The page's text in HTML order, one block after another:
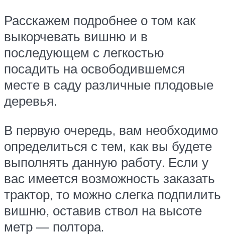
Расскажем подробнее о том как
выкорчевать вишню и в
последующем с легкостью
посадить на освободившемся
месте в саду различные плодовые
деревья.
В первую очередь, вам необходимо
определиться с тем, как вы будете
выполнять данную работу. Если у
вас имеется возможность заказать
трактор, то можно слегка подпилить
вишню, оставив ствол на высоте
метр — полтора.